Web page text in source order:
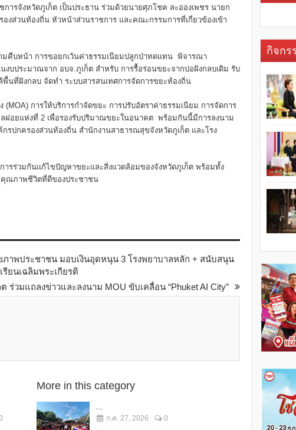
ารจังหวัดภูเก็ต เป็นประธาน ร่วมด้วยนายศุภโชค ละอองเพชร นายก
งส่วนท้องถิ่น หัวหน้าส่วนราชการ และคณะกรรมการที่เกี่ยวข้องเข้า
มคืบหน้า การขอยกเว้นค่าธรรมเนียมปลูกป่าทดแทน พิจารณา
บประมาณจาก อบจ.ภูเก็ต สำหรับ การรื้อร่อนขยะจากบ่อฝังกลบเดิม รับ
นที่ฝังกลบ จัดทำ ระบบสารสนเทศการจัดการขยะท้องถิ่น
การให้บริการกำจัดขยะ การปรับอัตราค่าธรรมเนียม การจัดการ
ฝอยแห่งที่ 2 เพื่อรองรับปริมาณขยะในอนาคต พร้อมกันนี้มีการลงนาม
กรปกครองส่วนท้องถิ่น สำนักงานสาธารณสุขจังหวัดภูเก็ต และโรง
ารร่วมกันแก้ไขปัญหาขยะและสิ่งแวดล้อมของจังหวัดภูเก็ต พร้อมทั้ง
คุณภาพชีวิตที่ดีของประชาชน
ภาพประชาชน มอบเงินอุดหนุน 3 โรงพยาบาลหลัก + สนับสนุน
ยนเฉลิมพระเกียรติ
ร่วมแถลงข่าวและลงนาม MOU ขับเคลื่อน “Phuket AI City”
More in this category
ก.ค. 27, 2026 0
กิจกร